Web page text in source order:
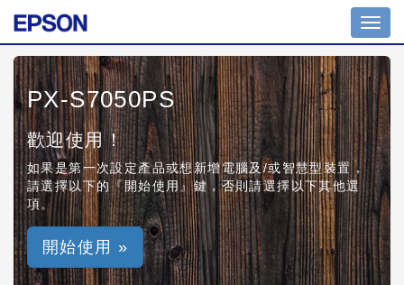
PX-S7050PS
歡迎使用！
如果是第一次設定產品或想新增電腦及/或智慧型裝置，
請選擇以下的『開始使用』鍵，否則請選擇以下其他選
項。
開始使用 »